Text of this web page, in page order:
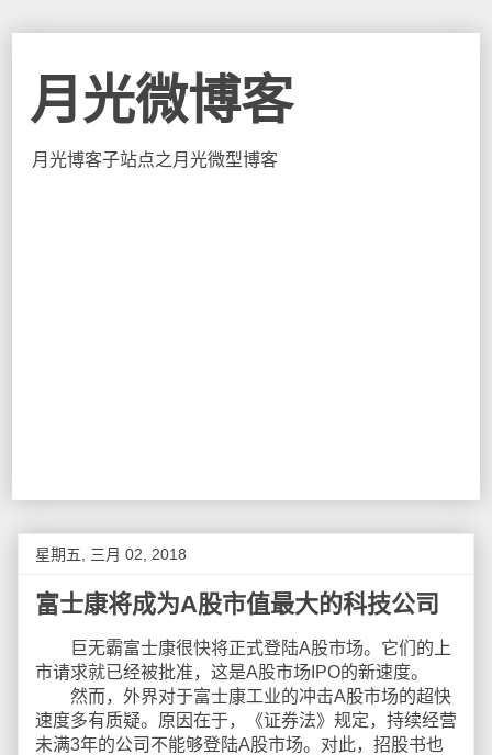
月光微博客
月光博客子站点之月光微型博客
星期五, 三月 02, 2018
富士康将成为A股市值最大的科技公司
巨无霸富士康很快将正式登陆A股市场。它们的上
市请求就已经被批准，这是A股市场IPO的新速度。
然而，外界对于富士康工业的冲击A股市场的超快
速度多有质疑。原因在于，《证券法》规定，持续经营
未满3年的公司不能够登陆A股市场。对此，招股书也